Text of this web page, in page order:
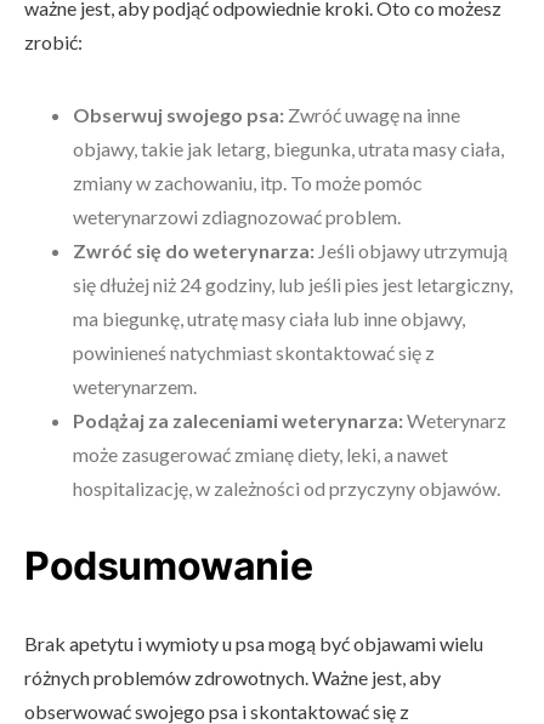
ważne jest, aby podjąć odpowiednie kroki. Oto co możesz
zrobić:
Obserwuj swojego psa: Zwróć uwagę na inne
objawy, takie jak letarg, biegunka, utrata masy ciała,
zmiany w zachowaniu, itp. To może pomóc
weterynarzowi zdiagnozować problem.
Zwróć się do weterynarza: Jeśli objawy utrzymują
się dłużej niż 24 godziny, lub jeśli pies jest letargiczny,
ma biegunkę, utratę masy ciała lub inne objawy,
powinieneś natychmiast skontaktować się z
weterynarzem.
Podążaj za zaleceniami weterynarza:Weterynarz
może zasugerować zmianę diety, leki, a nawet
hospitalizację, w zależności od przyczyny objawów.
Podsumowanie
Brak apetytu i wymioty u psa mogą być objawami wielu
różnych problemów zdrowotnych. Ważne jest, aby
obserwować swojego psa i skontaktować się z